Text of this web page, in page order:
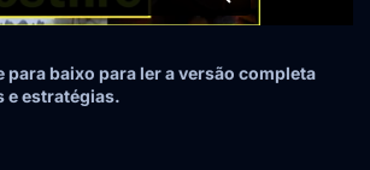
para baixo para ler a versão completa
e estratégias.